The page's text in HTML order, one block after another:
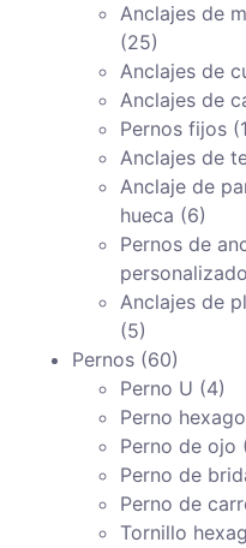
Anclajes de
(25)
Anclajes de
Anclajes de
Pernos fijos
Anclajes de
Anclaje de
hueca (6)
Pernos de
Anclajes de
(5)
Pernos (60)
Perno U (4)
Perno
Perno de ojo
Perno de
Perno de
Tornillo